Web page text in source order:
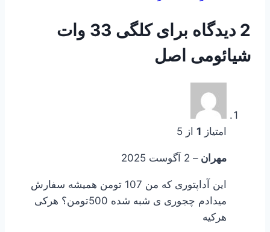
2 دیدگاه برای
کلگی 33 وات
شیائومی اصل
امتیاز 1 از 5
مهران – 2 آگوست 2025
این آداپتوری که من 107 تومن همیشه سفارش
میدادم چجوری ی شبه شده 500تومن؟ هرکی
هرکیه